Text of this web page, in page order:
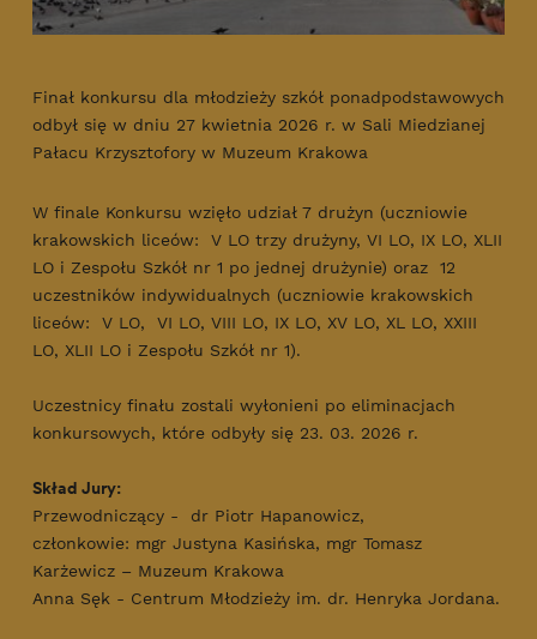
Finał konkursu dla młodzieży szkół ponadpodstawowych
odbył się w dniu 27 kwietnia 2026 r. w Sali Miedzianej
Pałacu Krzysztofory w Muzeum Krakowa
W finale Konkursu wzięło udział 7 drużyn (uczniowie
krakowskich liceów: V LO trzy drużyny, VI LO, IX LO, XLII
LO i Zespołu Szkół nr 1 po jednej drużynie) oraz 12
uczestników indywidualnych (uczniowie krakowskich
liceów: V LO, VI LO, VIII LO, IX LO, XV LO, XL LO, XXIII
LO, XLII LO i Zespołu Szkół nr 1).
Uczestnicy finału zostali wyłonieni po eliminacjach
konkursowych, które odbyły się 23. 03. 2026 r.
Skład Jury:
Przewodniczący - dr Piotr Hapanowicz,
członkowie: mgr Justyna Kasińska, mgr Tomasz
Karżewicz – Muzeum Krakowa
Anna Sęk - Centrum Młodzieży im. dr. Henryka Jordana.